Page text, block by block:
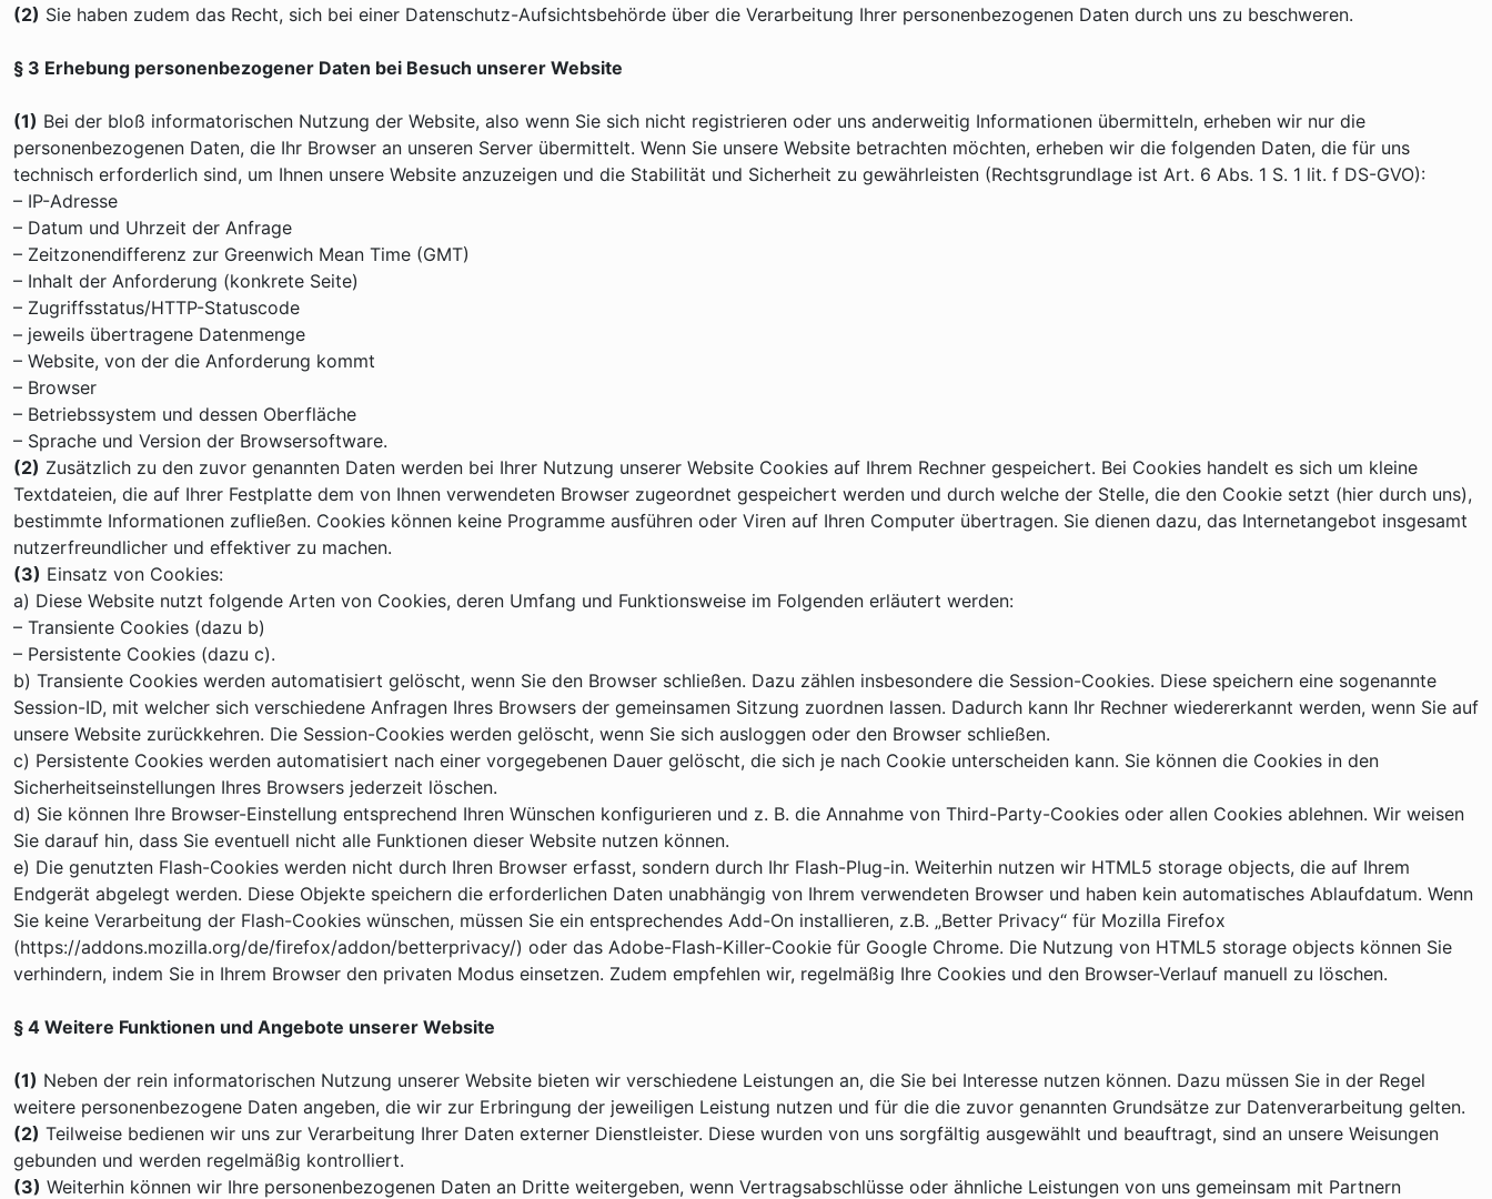
(2) Sie haben zudem das Recht, sich bei einer Datenschutz-Aufsichtsbehörde über die Verarbeitung Ihrer personenbezogenen Daten durch uns zu beschweren.
§ 3 Erhebung personenbezogener Daten bei Besuch unserer Website
(1) Bei der bloß informatorischen Nutzung der Website, also wenn Sie sich nicht registrieren oder uns anderweitig Informationen übermitteln, erheben wir nur die
personenbezogenen Daten, die Ihr Browser an unseren Server übermittelt. Wenn Sie unsere Website betrachten möchten, erheben wir die folgenden Daten, die für uns
technisch erforderlich sind, um Ihnen unsere Website anzuzeigen und die Stabilität und Sicherheit zu gewährleisten (Rechtsgrundlage ist Art. 6 Abs. 1 S. 1 lit. f DS-GVO):
– IP-Adresse
– Datum und Uhrzeit der Anfrage
– Zeitzonendifferenz zur Greenwich Mean Time (GMT)
– Inhalt der Anforderung (konkrete Seite)
– Zugriffsstatus/HTTP-Statuscode
– jeweils übertragene Datenmenge
– Website, von der die Anforderung kommt
– Browser
– Betriebssystem und dessen Oberfläche
– Sprache und Version der Browsersoftware.
(2) Zusätzlich zu den zuvor genannten Daten werden bei Ihrer Nutzung unserer Website Cookies auf Ihrem Rechner gespeichert. Bei Cookies handelt es sich um kleine
Textdateien, die auf Ihrer Festplatte dem von Ihnen verwendeten Browser zugeordnet gespeichert werden und durch welche der Stelle, die den Cookie setzt (hier durch uns),
bestimmte Informationen zufließen. Cookies können keine Programme ausführen oder Viren auf Ihren Computer übertragen. Sie dienen dazu, das Internetangebot insgesamt
nutzerfreundlicher und effektiver zu machen.
(3) Einsatz von Cookies:
a) Diese Website nutzt folgende Arten von Cookies, deren Umfang und Funktionsweise im Folgenden erläutert werden:
– Transiente Cookies (dazu b)
– Persistente Cookies (dazu c).
b) Transiente Cookies werden automatisiert gelöscht, wenn Sie den Browser schließen. Dazu zählen insbesondere die Session-Cookies. Diese speichern eine sogenannte
Session-ID, mit welcher sich verschiedene Anfragen Ihres Browsers der gemeinsamen Sitzung zuordnen lassen. Dadurch kann Ihr Rechner wiedererkannt werden, wenn Sie auf
unsere Website zurückkehren. Die Session-Cookies werden gelöscht, wenn Sie sich ausloggen oder den Browser schließen.
c) Persistente Cookies werden automatisiert nach einer vorgegebenen Dauer gelöscht, die sich je nach Cookie unterscheiden kann. Sie können die Cookies in den
Sicherheitseinstellungen Ihres Browsers jederzeit löschen.
d) Sie können Ihre Browser-Einstellung entsprechend Ihren Wünschen konfigurieren und z. B. die Annahme von Third-Party-Cookies oder allen Cookies ablehnen. Wir weisen
Sie darauf hin, dass Sie eventuell nicht alle Funktionen dieser Website nutzen können.
e) Die genutzten Flash-Cookies werden nicht durch Ihren Browser erfasst, sondern durch Ihr Flash-Plug-in. Weiterhin nutzen wir HTML5 storage objects, die auf Ihrem
Endgerät abgelegt werden. Diese Objekte speichern die erforderlichen Daten unabhängig von Ihrem verwendeten Browser und haben kein automatisches Ablaufdatum. Wenn
Sie keine Verarbeitung der Flash-Cookies wünschen, müssen Sie ein entsprechendes Add-On installieren, z.B. „Better Privacy“ für Mozilla Firefox
(https://addons.mozilla.org/de/firefox/addon/betterprivacy/) oder das Adobe-Flash-Killer-Cookie für Google Chrome. Die Nutzung von HTML5 storage objects können Sie
verhindern, indem Sie in Ihrem Browser den privaten Modus einsetzen. Zudem empfehlen wir, regelmäßig Ihre Cookies und den Browser-Verlauf manuell zu löschen.
§ 4 Weitere Funktionen und Angebote unserer Website
(1) Neben der rein informatorischen Nutzung unserer Website bieten wir verschiedene Leistungen an, die Sie bei Interesse nutzen können. Dazu müssen Sie in der Regel
weitere personenbezogene Daten angeben, die wir zur Erbringung der jeweiligen Leistung nutzen und für die die zuvor genannten Grundsätze zur Datenverarbeitung gelten.
(2) Teilweise bedienen wir uns zur Verarbeitung Ihrer Daten externer Dienstleister. Diese wurden von uns sorgfältig ausgewählt und beauftragt, sind an unsere Weisungen
gebunden und werden regelmäßig kontrolliert.
(3) Weiterhin können wir Ihre personenbezogenen Daten an Dritte weitergeben, wenn Vertragsabschlüsse oder ähnliche Leistungen von uns gemeinsam mit Partnern